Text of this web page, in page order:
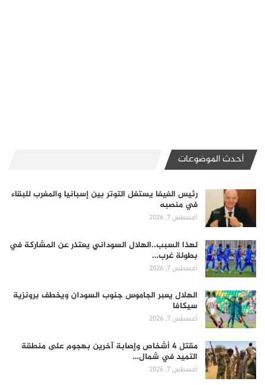
أحدث الموضوعات
رئيس الفيفا يستغل التوتر بين إسبانيا والمغرب للبقاء
في منصبه
أغسطس 7, 2026
لهذا السبب..الهلال السوداني يعتذر عن المشاركة في
بطولة غرب…
أغسطس 7, 2026
الهلال يعبر الجاموس جنوب السودان ويخطف برونزية
سيكافا
أغسطس 7, 2026
مقتل 4 أشخاص وإصابة آخرين بهجوم على منطقة
التميد في شمال…
أغسطس 7, 2026